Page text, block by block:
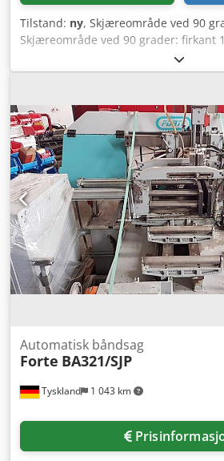
Tilstand: ny, Skjæreområde ved 90
Skjæreområde ved 90 grader: firkant
Skjæreområde ved 90 grader:
Båndsagblad dimensjoner: 1335 x 13
H: 650 x 310 x 300 mm
effektbehov: 0,95 kW Maskinvekt ca.
Berg & Schmid - Monteringsbåndsag
Aq Rofx Ag Tsk Kraftig og spesielt
med sagebord i aluminium
skjærehastighet for gjæringssnitt
fraktkostnader: 25,- EUR Bildene viser
Tyskland 1 043 km
Automatisk båndsag
Forte BA321/SJP